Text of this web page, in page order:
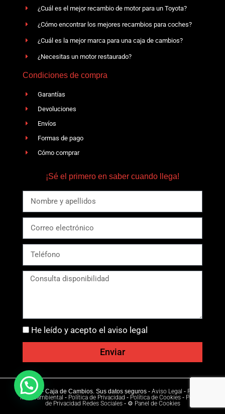
¿Cuál es el mejor recambio de motor para un Toyota?
¿Cómo encontrar los mejores recambios para coches?
¿Cuál es la mejor marca para una caja de cambios?
¿Necesitas un motor restaurado?
Condiciones de compra
Garantías
Devoluciones
Envíos
Formas de pago
Cómo comprar
¡Sé el primero en saber cuando llega!
He leído y acepto el aviso legal
Enviar
Ⓒ 2026 - Caja de Cambios. Sus datos seguros - Aviso Legal - Política
Medioambiental - Política de Privacidad - Política de Cookies- Política
de Privacidad Redes Sociales- ⚙ Panel de Cookies